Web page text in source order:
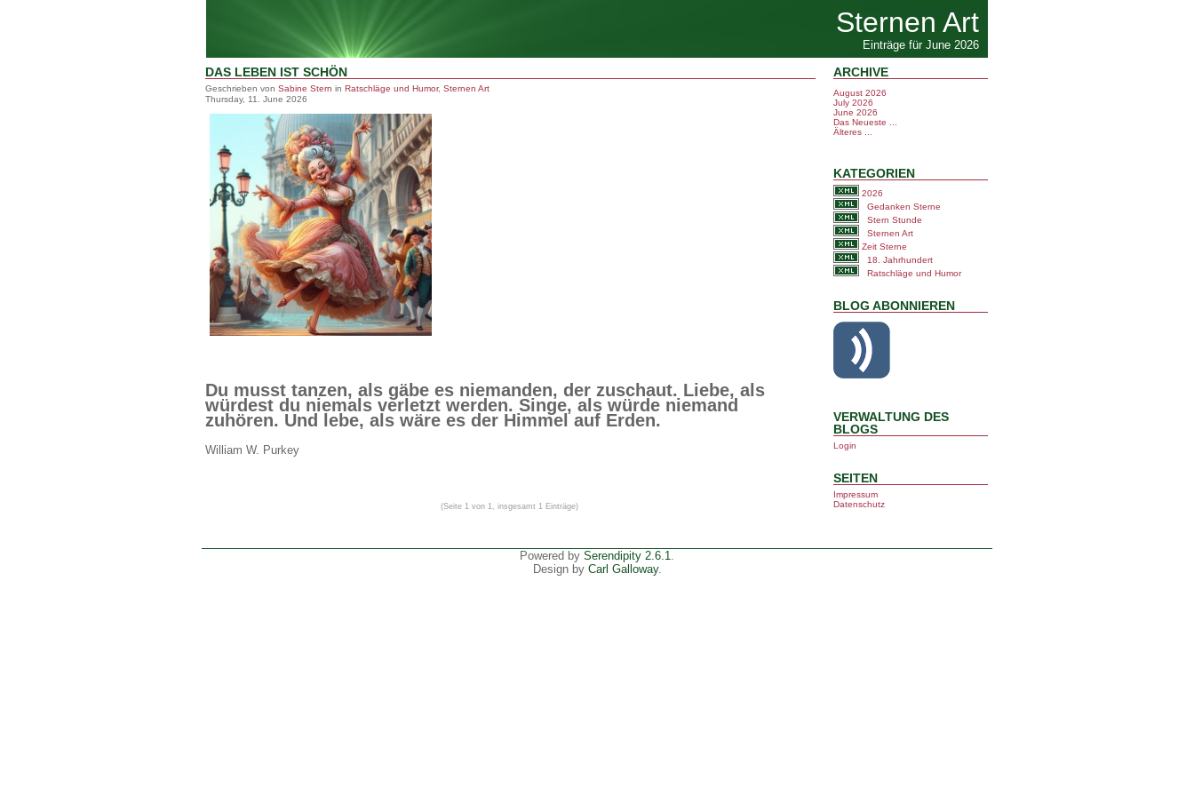
Sternen Art
Einträge für June 2026
DAS LEBEN IST SCHÖN
Geschrieben von Sabine Stern in Ratschläge und Humor, Sternen Art
Thursday, 11. June 2026
Du musst tanzen, als gäbe es niemanden, der zuschaut. Liebe, als
würdest du niemals verletzt werden. Singe, als würde niemand
zuhören. Und lebe, als wäre es der Himmel auf Erden.
William W. Purkey
(Seite 1 von 1, insgesamt 1 Einträge)
ARCHIVE
August 2026
July 2026
June 2026
Das Neueste ...
Älteres ...
KATEGORIEN
2026
Gedanken Sterne
Stern Stunde
Sternen Art
Zeit Sterne
18. Jahrhundert
Ratschläge und Humor
BLOG ABONNIEREN
VERWALTUNG DES
BLOGS
Login
SEITEN
Impressum
Datenschutz
Powered by Serendipity 2.6.1.
Design by Carl Galloway.